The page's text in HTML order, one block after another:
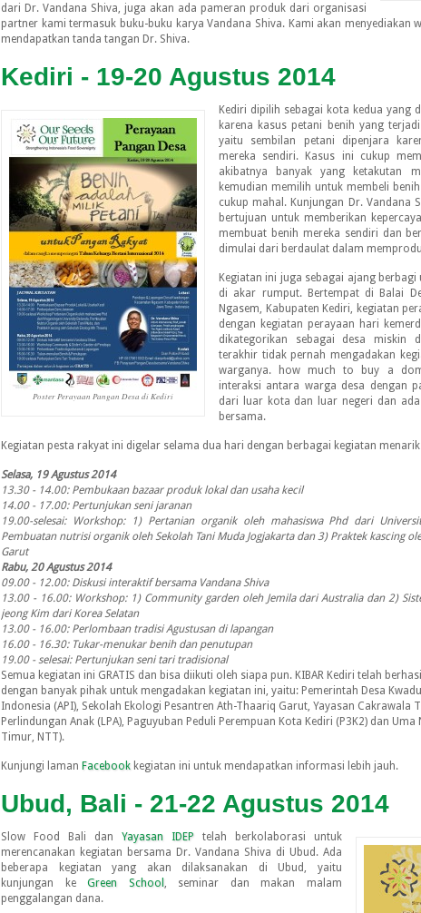
dari Dr. Vandana Shiva, juga akan ada pameran produk dari organisasi
partner kami termasuk buku-buku karya Vandana Shiva. Kami akan menyediakan
mendapatkan tanda tangan Dr. Shiva.
Kediri - 19-20 Agustus 2014
Poster Perayaan Pangan Desa di Kediri
Kediri dipilih sebagai kota kedua yang
karena kasus petani benih yang
yaitu sembilan petani dipenjara
mereka sendiri. Kasus ini cukup
akibatnya banyak yang ketakutan
kemudian memilih untuk membeli
cukup mahal. Kunjungan Dr. Vandana
bertujuan untuk memberikan
membuat benih mereka sendiri dan
dimulai dari berdaulat dalam
Kegiatan ini juga sebagai ajang
di akar rumput. Bertempat di Balai
Ngasem, Kabupaten Kediri, kegiatan
dengan kegiatan perayaan hari
dikategorikan sebagai desa miskin
terakhir tidak pernah mengadakan
warganya. how much to buy a
interaksi antara warga desa dengan
dari luar kota dan luar negeri dan
bersama.
Kegiatan pesta rakyat ini digelar selama dua hari dengan berbagai kegiatan
Selasa, 19 Agustus 2014
13.30 - 14.00: Pembukaan bazaar produk lokal dan usaha kecil
14.00 - 17.00: Pertunjukan seni jaranan
19.00-selesai: Workshop: 1) Pertanian organik oleh mahasiswa Phd dari
Pembuatan nutrisi organik oleh Sekolah Tani Muda Jogjakarta dan 3) Praktek kascing
Garut
Rabu, 20 Agustus 2014
09.00 - 12.00: Diskusi interaktif bersama Vandana Shiva
13.00 - 16.00: Workshop: 1) Community garden oleh Jemila dari Australia dan 2)
jeong Kim dari Korea Selatan
13.00 - 16.00: Perlombaan tradisi Agustusan di lapangan
16.00 - 16.30: Tukar-menukar benih dan penutupan
19.00 - selesai: Pertunjukan seni tari tradisional
Semua kegiatan ini GRATIS dan bisa diikuti oleh siapa pun. KIBAR Kediri telah
dengan banyak pihak untuk mengadakan kegiatan ini, yaitu: Pemerintah Desa
Indonesia (API), Sekolah Ekologi Pesantren Ath-Thaariq Garut, Yayasan Cakrawala
Perlindungan Anak (LPA), Paguyuban Peduli Perempuan Kota Kediri (P3K2) dan
Timur, NTT).
Kunjungi laman Facebook kegiatan ini untuk mendapatkan informasi lebih jauh.
Ubud, Bali - 21-22 Agustus 2014
Slow Food Bali dan Yayasan IDEP telah berkolaborasi untuk
merencanakan kegiatan bersama Dr. Vandana Shiva di Ubud. Ada
beberapa kegiatan yang akan dilaksanakan di Ubud, yaitu
kunjungan keGreen School , seminar dan makan malam
penggalangan dana.